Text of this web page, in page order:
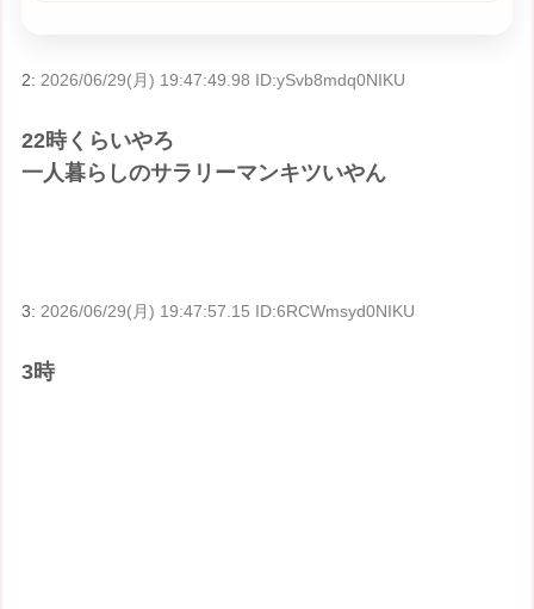
2: 2026/06/29(月) 19:47:49.98 ID:ySvb8mdq0NIKU
22時くらいやろ
一人暮らしのサラリーマンキツいやん
3: 2026/06/29(月) 19:47:57.15 ID:6RCWmsyd0NIKU
3時